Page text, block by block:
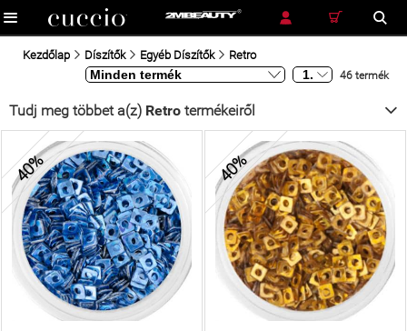
RÉSZLETES KERESÉS
Kezdőlap Díszítők Egyéb Díszítők Retro
46 termék
Tudj meg többet a(z) Retro termékeiről
40% 40%